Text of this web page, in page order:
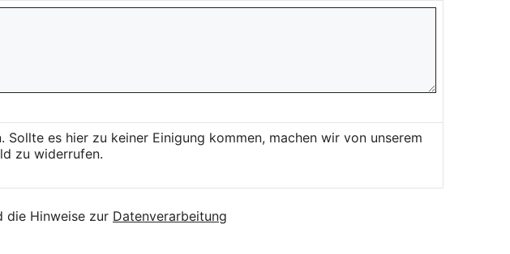
es hier zu keiner Einigung kommen, machen wir von unserem
zu widerrufen.
die Hinweise zur Datenverarbeitung